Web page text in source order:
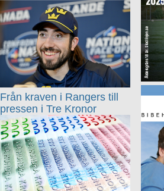
Från kraven i Rangers till
pressen i Tre Kronor